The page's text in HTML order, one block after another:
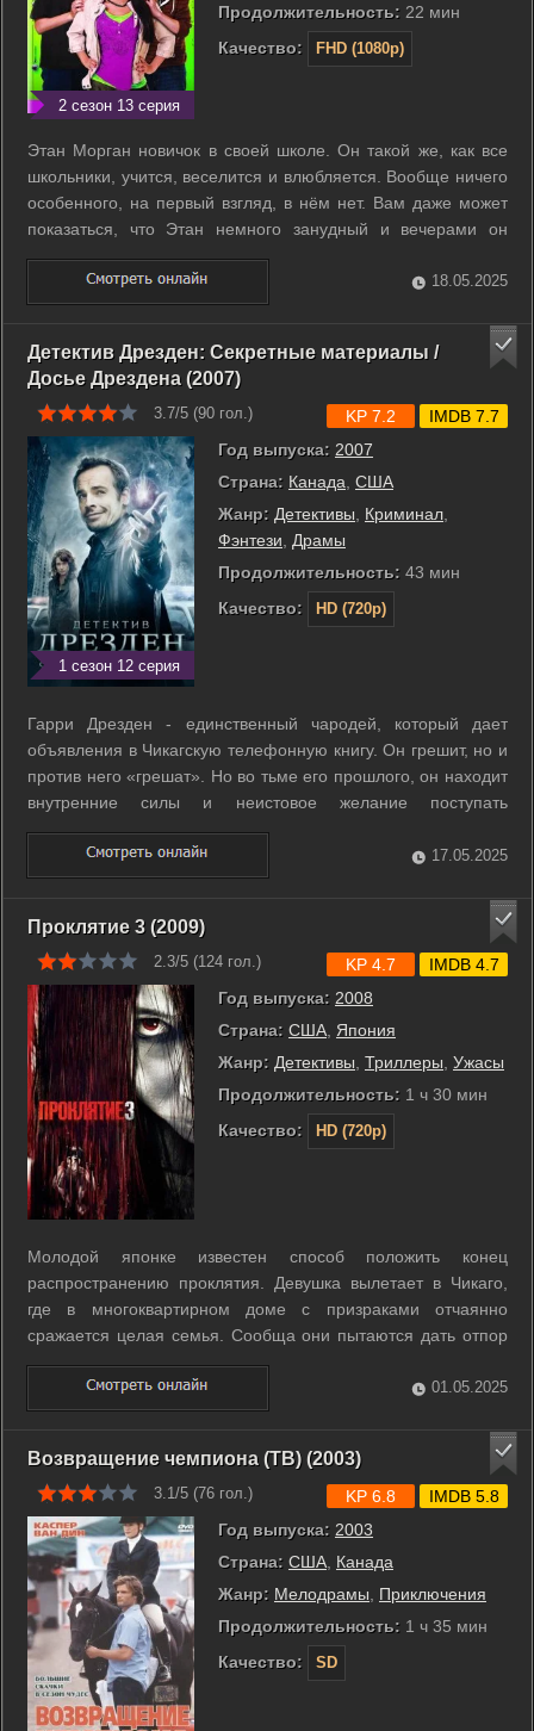
2 сезон 13 серия
Продолжительность: 22 мин
Качество:
FHD (1080p)
Этан Морган новичок в своей школе. Он такой же, как все
школьники, учится, веселится и влюбляется. Вообще ничего
особенного, на первый взгляд, в нём нет. Вам даже может
показаться, что Этан немного занудный и вечерами он
сидит в своей комнате за компьютером. Но ведь это на
первый взгляд. На самом же деле Этан по ночам охотится
за ...
18.05.2025
Детектив Дрезден: Секретные материалы /
Досье Дрездена (2007)
3.7/5 (90 гол.)
1 сезон 12 серия
Год выпуска: 2007
Страна: Канада, США
Жанр: Детективы, Криминал,
Фэнтези, Драмы
Продолжительность: 43 мин
Качество:
HD (720p)
KP 7.2 IMDB 7.7
Гарри Дрезден - единственный чародей, который дает
объявления в Чикагскую телефонную книгу. Он грешит, но и
против него «грешат». Но во тьме его прошлого, он находит
внутренние силы и неистовое желание поступать
правильно. Вооруженный верным посохом и обаянием, и
при содействии своего надоедливого духа-справочника
Боба, Дрезден защитит неудачника ...
17.05.2025
Проклятие 3 (2009)
2.3/5 (124 гол.)
Год выпуска: 2008
Страна: США Япония
Жанр: Детективы Триллеры Ужасы
Продолжительность: 1 ч 30 мин
Качество:
HD (720p)
KP 4.7 IMDB 4.7
Молодой японке известен способ положить конец
распространению проклятия. Девушка вылетает в Чикаго,
где в многоквартирном доме с призраками отчаянно
сражается целая семья. Сообща они пытаются дать отпор
беснующейся Каяко, чтобы спастись от незавидной судьбы.
01.05.2025
Возвращение чемпиона (ТВ) (2003)
3.1/5 (76 гол.)
Год выпуска: 2003
Страна: США, Канада
Жанр: Мелодрамы, Приключения
Продолжительность: 1 ч 35 мин
Качество:
SD
KP 6.8 IMDB 5.8